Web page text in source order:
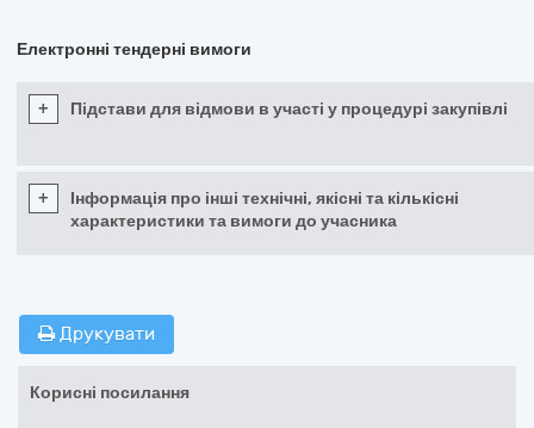
Електронні тендерні вимоги
+ Підстави для відмови в участі у процедурі закупівлі
+
Інформація про інші технічні, якісні та кількісні
характеристики та вимоги до учасника
Друкувати
Корисні посилання